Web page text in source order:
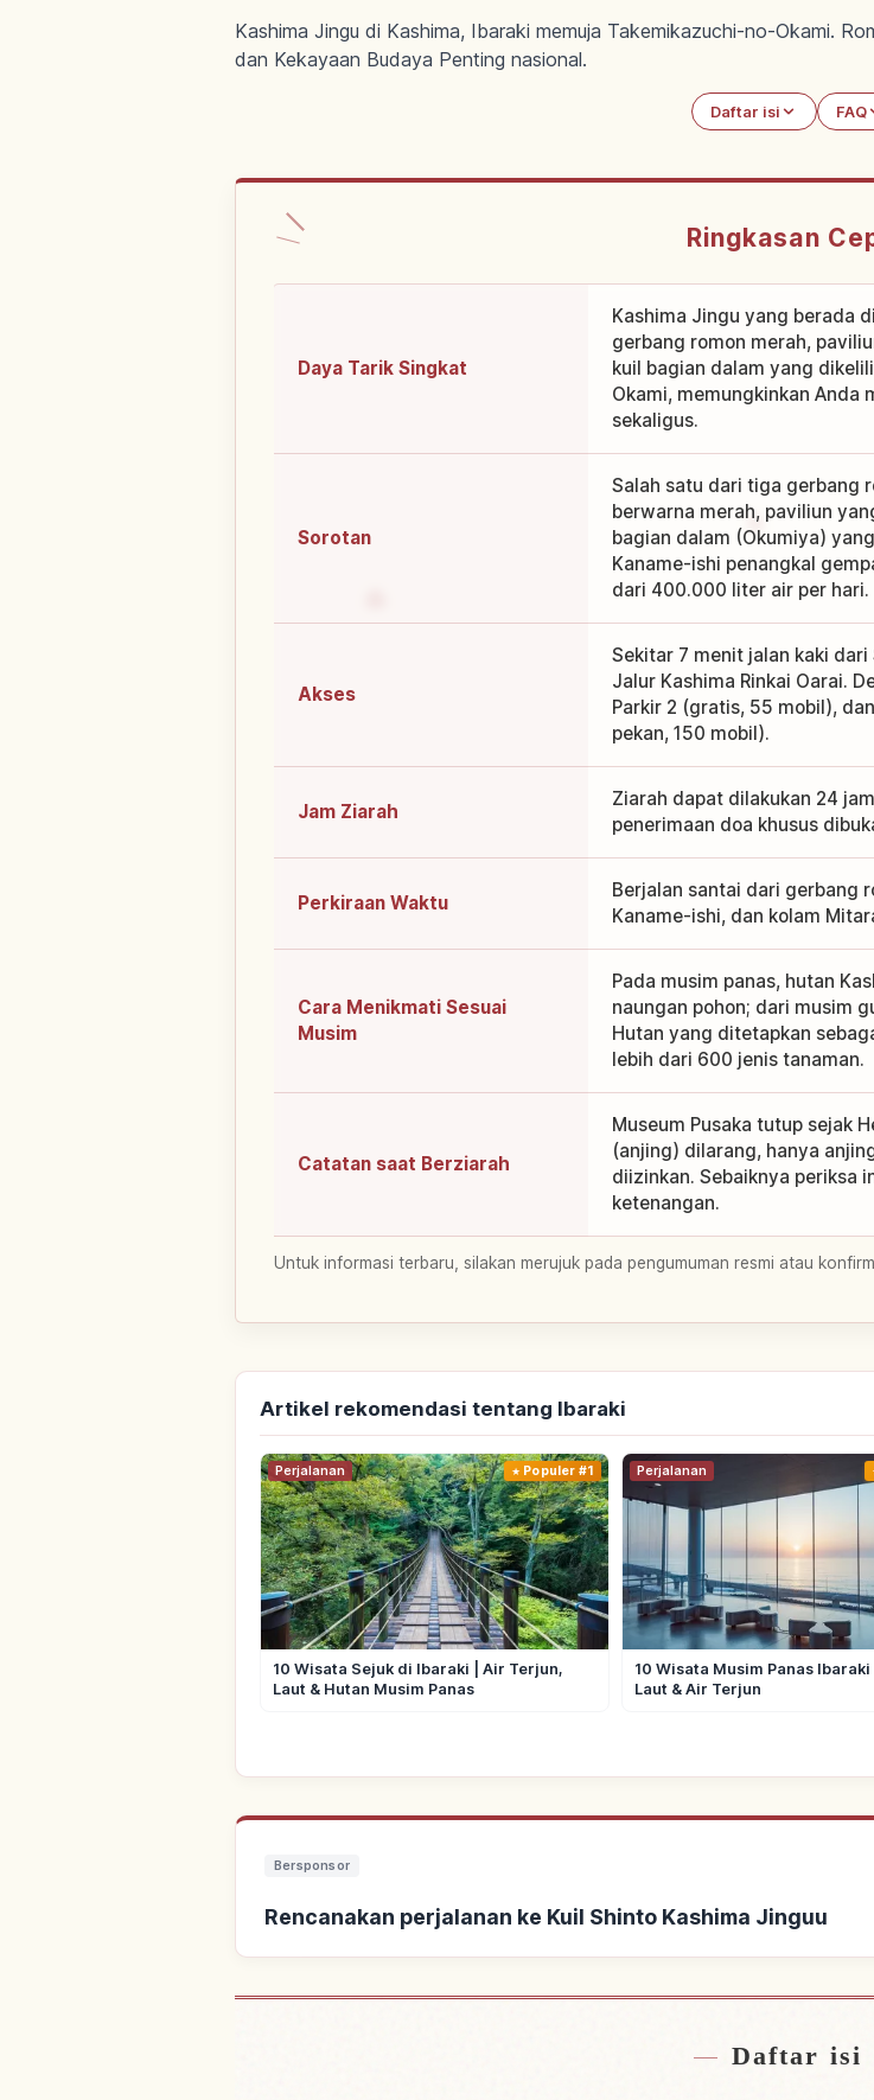
Kashima Jingu di Kashima, Ibaraki memuja Takemikazuchi-no-Okami.
dan Kekayaan Budaya Penting nasional.
Daftar isi FAQ
Ringkasan
Daya Tarik Singkat
Kashima Jingu yang berada
gerbang romon merah,
kuil bagian dalam yang
Okami, memungkinkan Anda
sekaligus.
Sorotan
Salah satu dari tiga gerbang
berwarna merah, paviliun
bagian dalam (Okumiya)
Kaname-ishi penangkal
dari 400.000 liter air per hari.
Akses
Sekitar 7 menit jalan kaki
Jalur Kashima Rinkai Oarai.
Parkir 2 (gratis, 55 mobil),
pekan, 150 mobil).
Jam Ziarah
Ziarah dapat dilakukan 24
penerimaan doa khusus
Perkiraan Waktu
Berjalan santai dari gerbang
Kaname-ishi, dan kolam
Cara Menikmati Sesuai
Musim
Pada musim panas, hutan
naungan pohon; dari musim
Hutan yang ditetapkan
lebih dari 600 jenis tanaman.
Catatan saat Berziarah
Museum Pusaka tutup sejak
(anjing) dilarang, hanya
diizinkan. Sebaiknya periksa
ketenangan.
Untuk informasi terbaru, silakan merujuk pada pengumuman resmi atau
Artikel rekomendasi tentang Ibaraki
Perjalanan Populer #1
10 Wisata Sejuk di Ibaraki | Air Terjun,
Laut & Hutan Musim Panas
Perjalanan
10 Wisata Musim Panas
Laut & Air Terjun
Bersponsor
Rencanakan perjalanan ke Kuil Shinto Kashima Jinguu
Daftar isi